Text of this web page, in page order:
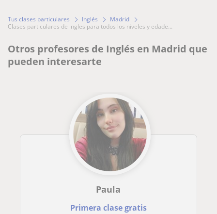
Tus clases particulares Inglés
Madrid
clases particulares de ingles para todos los niveles y edade...
Otros profesores de Inglés en Madrid que
pueden interesarte
Paula
Primera clase gratis